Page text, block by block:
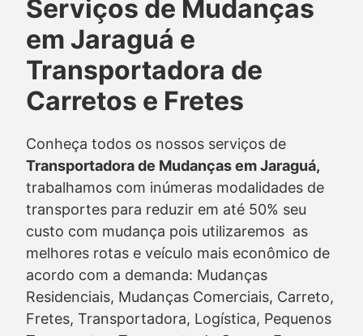
Serviços de Mudanças
em Jaraguá e
Transportadora de
Carretos e Fretes
Conheça todos os nossos serviços de
Transportadora de Mudanças em Jaraguá,
trabalhamos com inúmeras modalidades de
transportes para reduzir em até 50% seu
custo com mudança pois utilizaremos as
melhores rotas e veículo mais econômico de
acordo com a demanda: Mudanças
Residenciais, Mudanças Comerciais, Carreto,
Fretes, Transportadora, Logística, Pequenos